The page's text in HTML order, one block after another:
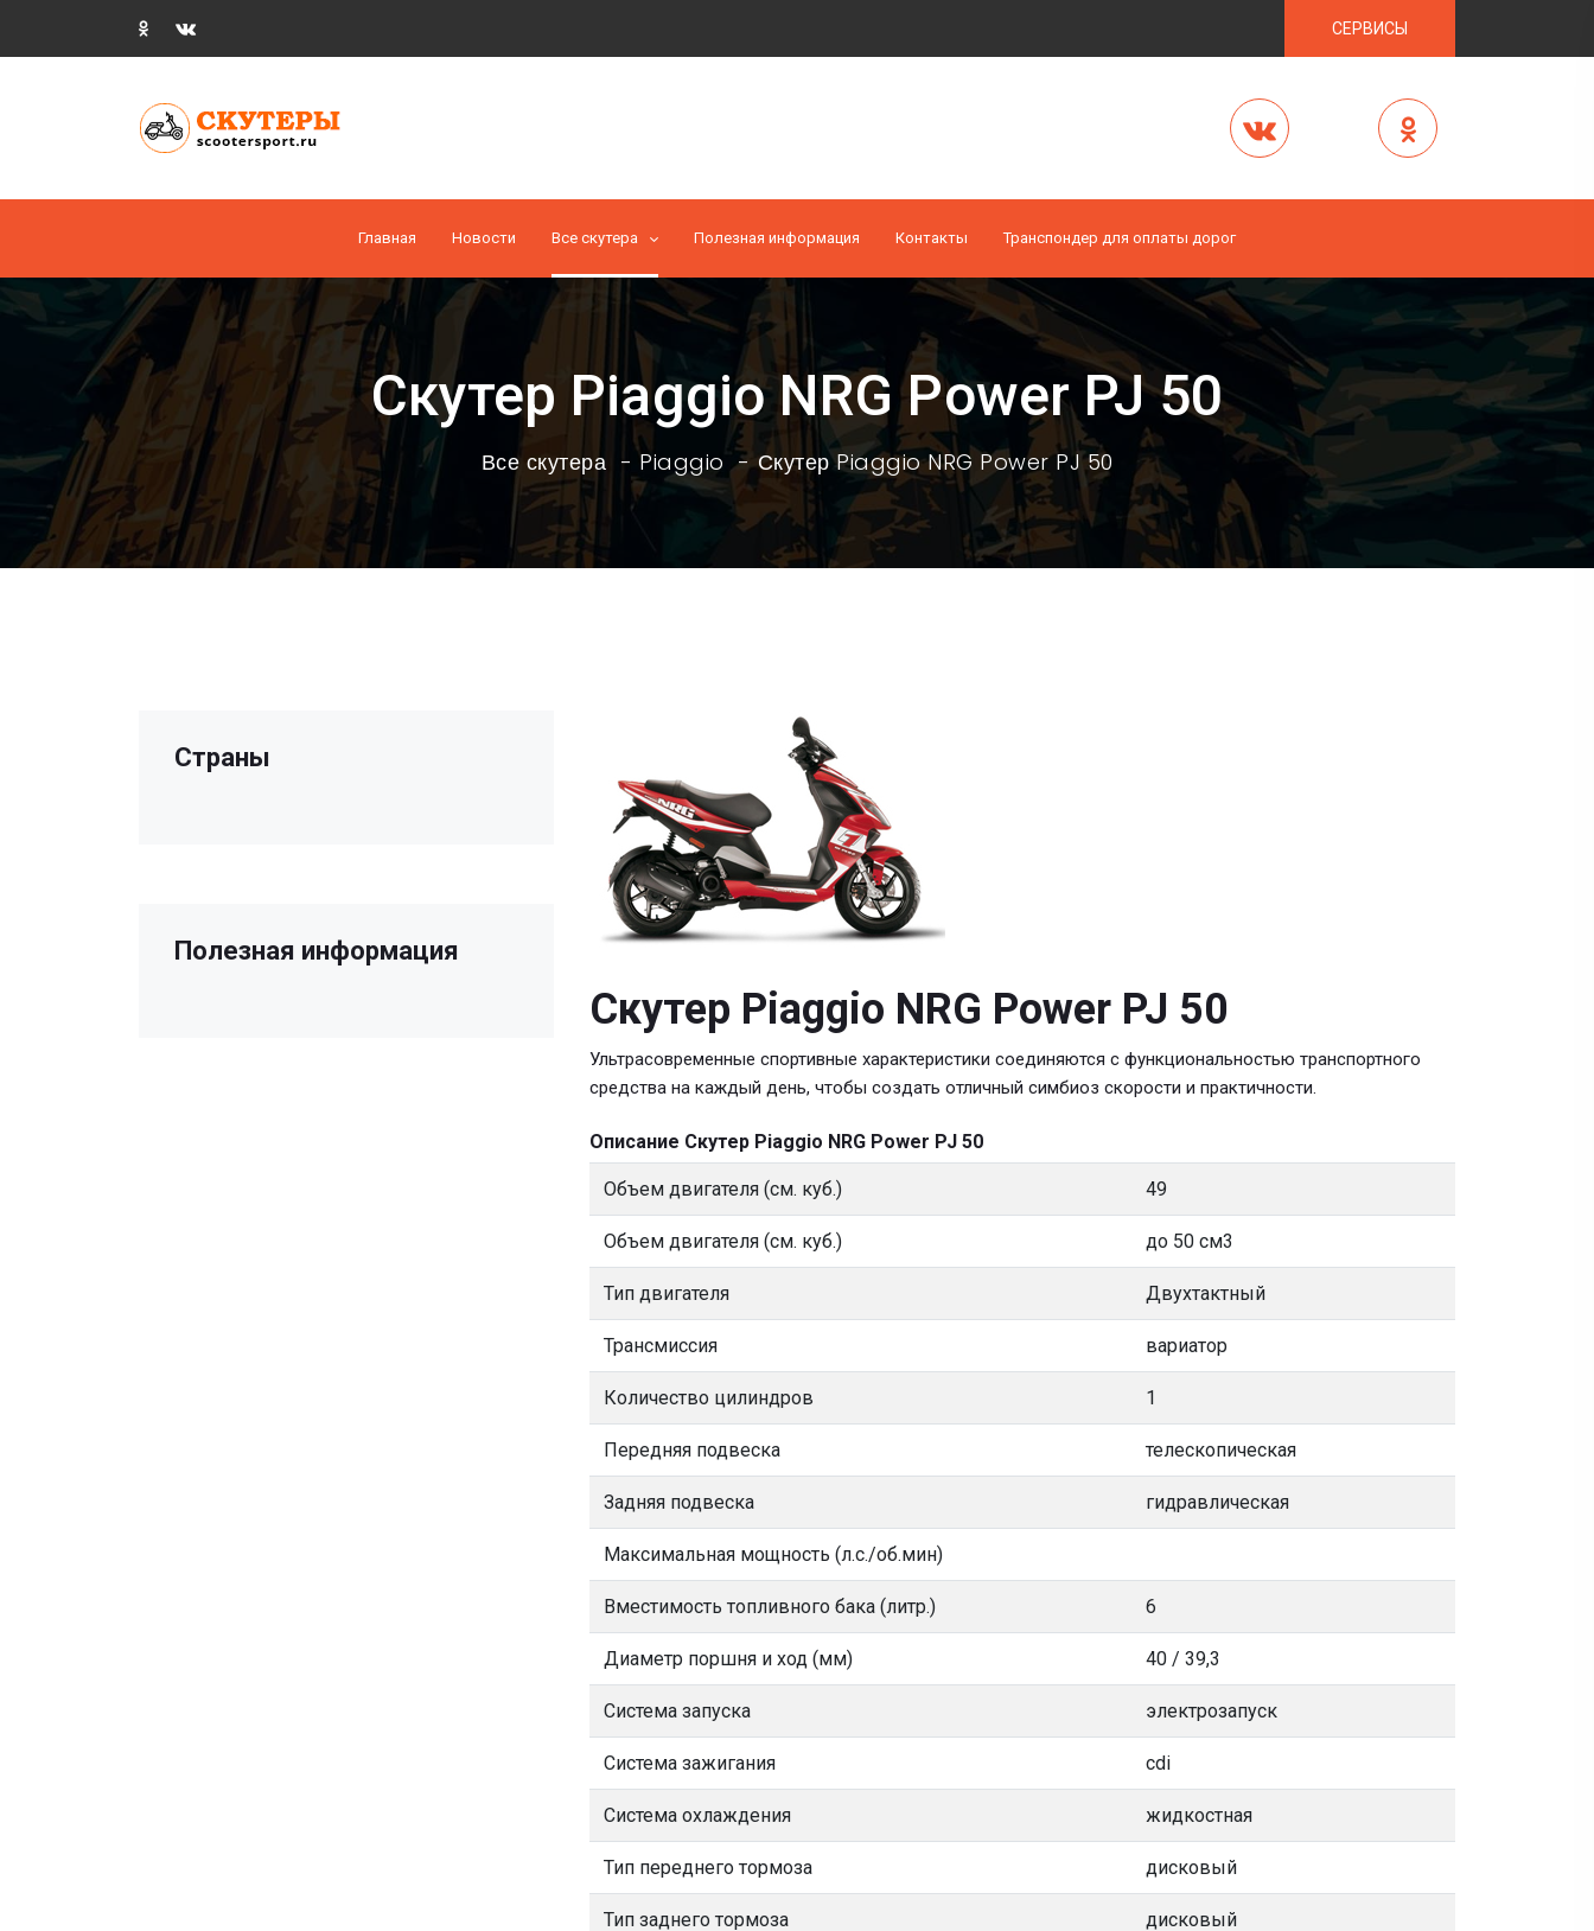
СЕРВИСЫ
Главная Новости Все скутера Полезная информация Контакты Транспондер для оплаты дорог
Скутер Piaggio NRG Power PJ 50
Все скутера Piaggio Скутер Piaggio NRG Power PJ 50
Скутер Piaggio NRG Power PJ 50
Ультрасовременные спортивные характеристики соединяются с функциональностью транспортного
средства на каждый день, чтобы создать отличный симбиоз скорости и практичности.
Описание Скутер Piaggio NRG Power PJ 50
Объем двигателя (см. куб.) 49
Объем двигателя (см. куб.) до 50 см3
Тип двигателя Двухтактный
Трансмиссия вариатор
Количество цилиндров 1
Передняя подвеска телескопическая
Задняя подвеска гидравлическая
Максимальная мощность (л.с./об.мин)
Вместимость топливного бака (литр.) 6
Диаметр поршня и ход (мм) 40 / 39,3
Система запуска электрозапуск
Система зажигания cdi
Система охлаждения жидкостная
Тип переднего тормоза дисковый
Тип заднего тормоза дисковый
Страны
Полезная информация